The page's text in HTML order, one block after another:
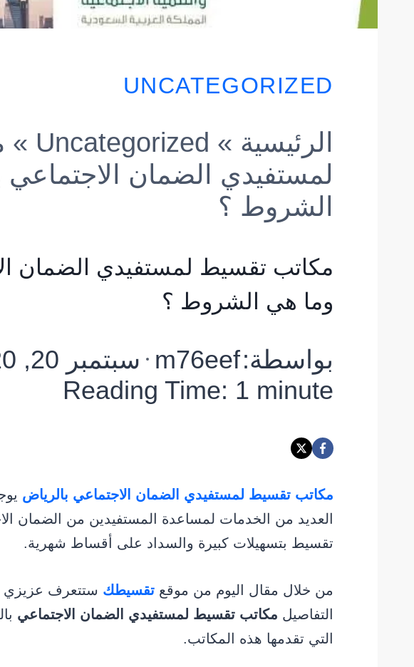
UNCATEGORIZED
الرئيسية »
Uncategorized
»
لمستفيدي الضمان
الشروط ؟
مكاتب تقسيط لمستفيدي الضمان
وما هي الشروط ؟
بواسطة:m76eef سبتمبر 20, 2020
Reading Time: 1 minute
مكاتب تقسيط لمستفيدي الضمان الاجتماعي بالرياض
العديد من الخدمات لمساعدة المستفيدين من الضمان
تقسيط بتسهيلات كبيرة والسداد على أقساط شهرية.
من خلال مقال اليوم من موقعتقسيطك ستتعرف عزيزي
التفاصيل مكاتب تقسيط لمستفيدي الضمان الاجتماعي
التي تقدمها هذه المكاتب.